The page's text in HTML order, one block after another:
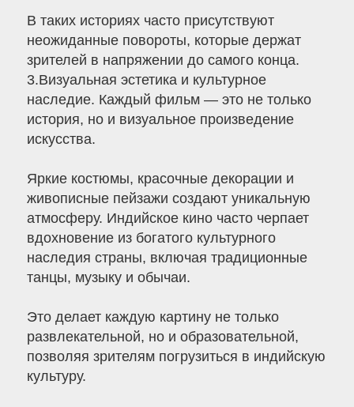
В таких историях часто присутствуют
неожиданные повороты, которые держат
зрителей в напряжении до самого конца.
3.Визуальная эстетика и культурное
наследие. Каждый фильм — это не только
история, но и визуальное произведение
искусства.
Яркие костюмы, красочные декорации и
живописные пейзажи создают уникальную
атмосферу. Индийское кино часто черпает
вдохновение из богатого культурного
наследия страны, включая традиционные
танцы, музыку и обычаи.
Это делает каждую картину не только
развлекательной, но и образовательной,
позволяя зрителям погрузиться в индийскую
культуру.